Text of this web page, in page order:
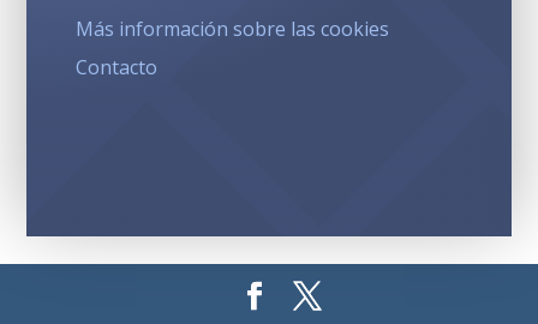
Más información sobre las cookies
Contacto